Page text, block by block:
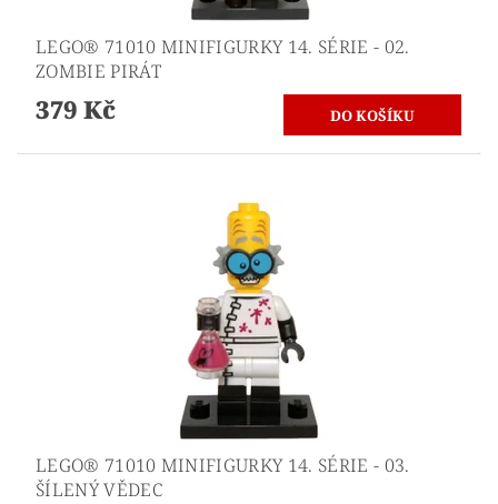
LEGO® 71010 MINIFIGURKY 14. SÉRIE - 02.
ZOMBIE PIRÁT
379 Kč
LEGO® 71010 MINIFIGURKY 14. SÉRIE - 03.
ŠÍLENÝ VĚDEC